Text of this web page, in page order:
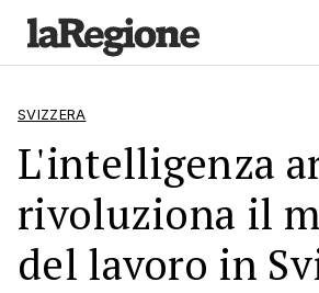
SVIZZERA
L'intelligenza
rivoluziona il
del lavoro in